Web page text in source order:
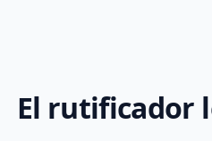
El rutificador